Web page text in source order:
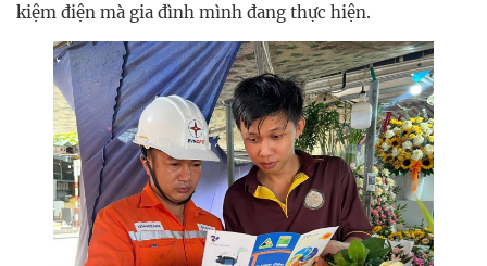
kiệm điện mà gia đình mình đang thực hiện.